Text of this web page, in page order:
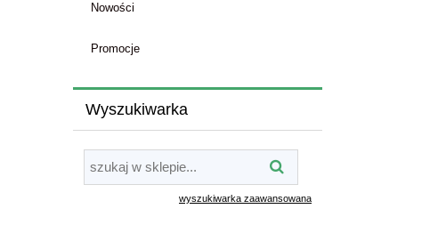
Nowości
Promocje
Wyszukiwarka
wyszukiwarka zaawansowana